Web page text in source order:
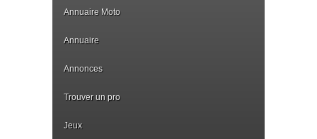
Annuaire Moto
Annuaire
Annonces
Trouver un pro
Jeux